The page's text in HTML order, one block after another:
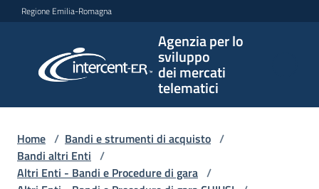
Vai al contenuto
Vai alla navigazione
Vai al footer
Regione Emilia-Romagna
Agenzia per lo
sviluppo
dei mercati
telematici
per lo
sviluppo
telematici
Home / Bandi e strumenti di acquisto /
Bandi altri Enti /
Altri Enti - Bandi e Procedure di gara /